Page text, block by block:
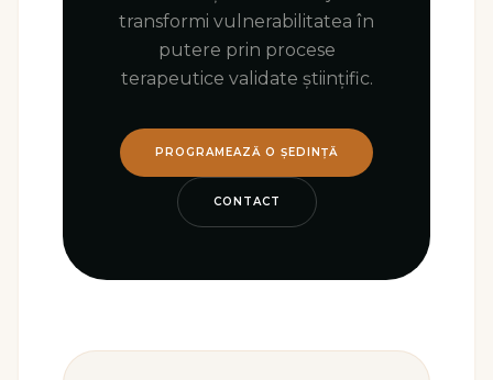
transformi vulnerabilitatea în
putere prin procese
terapeutice validate științific.
PROGRAMEAZĂ O ȘEDINȚĂ
CONTACT